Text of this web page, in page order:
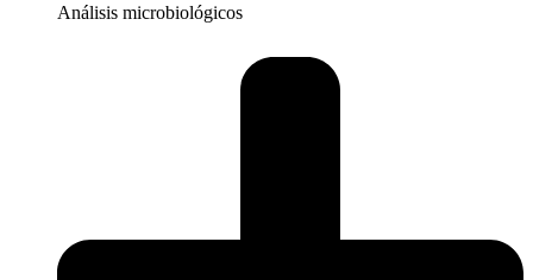
Análisis microbiológicos